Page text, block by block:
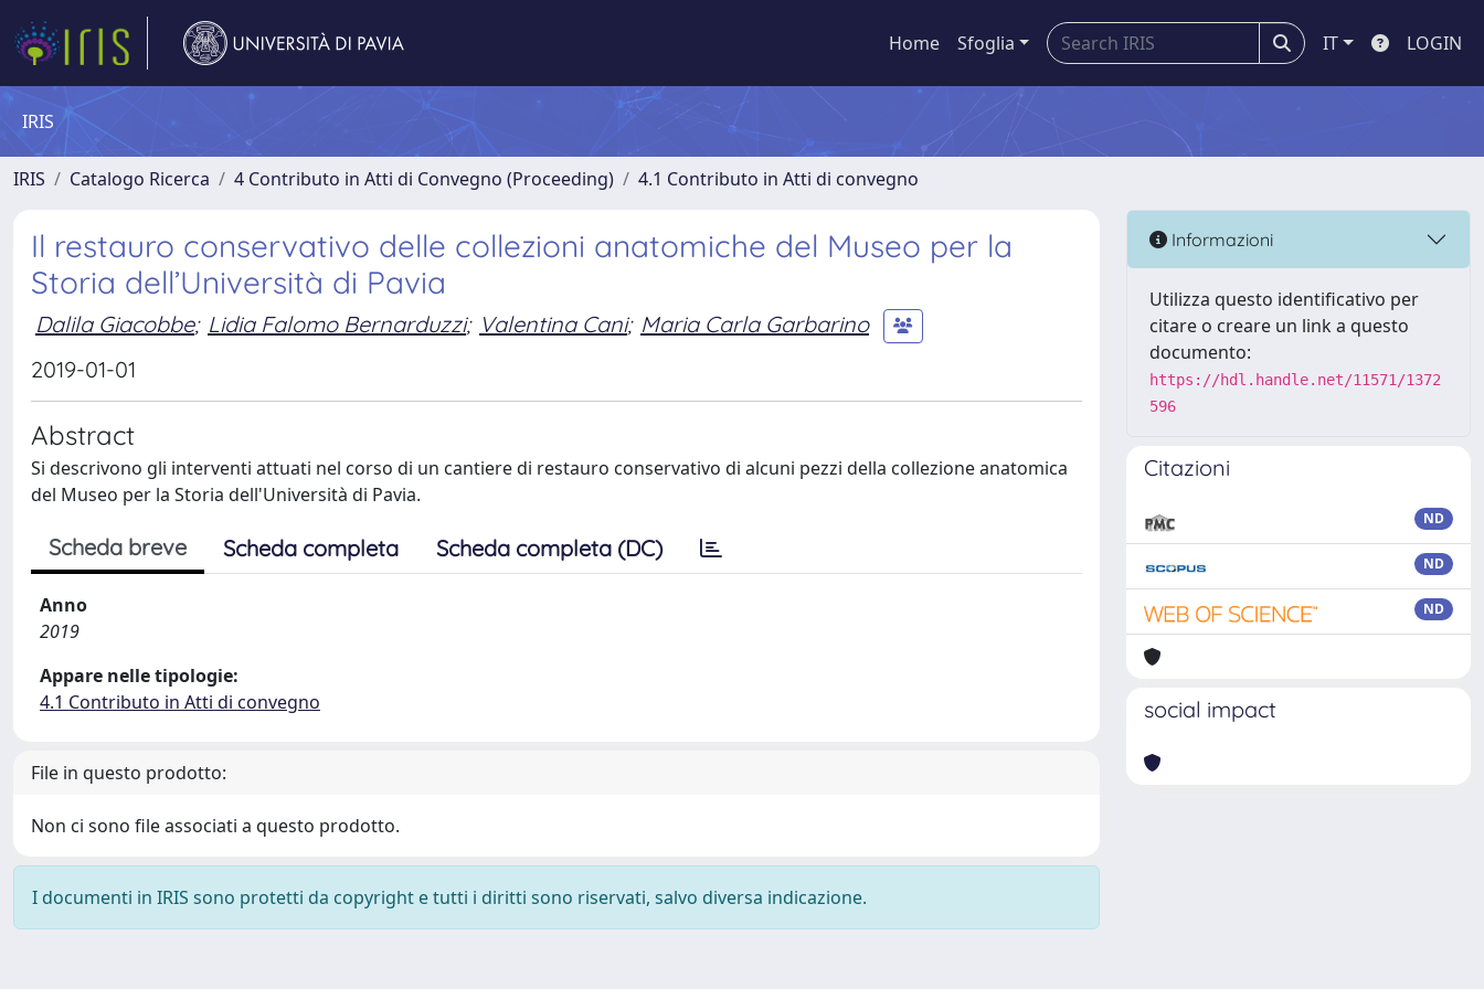
Home Sfoglia IT LOGIN
IRIS
IRIS Catalogo Ricerca 4 Contributo in Atti di Convegno (Proceeding) 4.1 Contributo in Atti di convegno
Il restauro conservativo delle collezioni anatomiche del Museo per la
Storia dell’Università di Pavia
Dalila Giacobbe; Lidia Falomo Bernarduzzi; Valentina Cani; Maria Carla Garbarino
2019-01-01
Abstract
Si descrivono gli interventi attuati nel corso di un cantiere di restauro conservativo di alcuni pezzi della collezione anatomica
del Museo per la Storia dell'Università di Pavia.
Scheda breve Scheda completa Scheda completa (DC)
Anno
2019
Appare nelle tipologie:
4.1 Contributo in Atti di convegno
File in questo prodotto:
Non ci sono file associati a questo prodotto.
I documenti in IRIS sono protetti da copyright e tutti i diritti sono riservati, salvo diversa indicazione.
Informazioni
Utilizza questo identificativo per
citare o creare un link a questo
documento:
https://hdl.handle.net/11571/1372
596
Citazioni
ND
ND
ND
social impact